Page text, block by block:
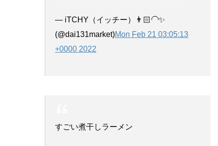
— iTCHY（イッチー）👨🏻‍🦲✨
(@dai131market)Mon Feb 21 03:05:13
+0000 2022
すごい煮干しラーメン